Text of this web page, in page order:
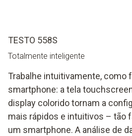
TESTO 558S
Totalmente inteligente
Trabalhe intuitivamente, como
smartphone: a tela
display colorido tornam a
mais rápidos e intuitivos – tão
um smartphone. A análise de